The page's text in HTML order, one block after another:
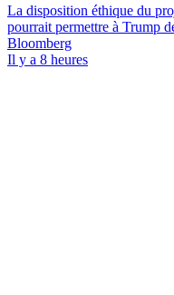
La disposition éthique du
pourrait permettre à Trump
Bloomberg
Il y a 8 heures